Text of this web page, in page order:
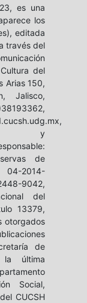
es una
los
editada
través del
del
Arias 150,
Jalisco,
y
de
2014-
9042,
del
13379,
otorgados
de
la última
Social,
CUCSH